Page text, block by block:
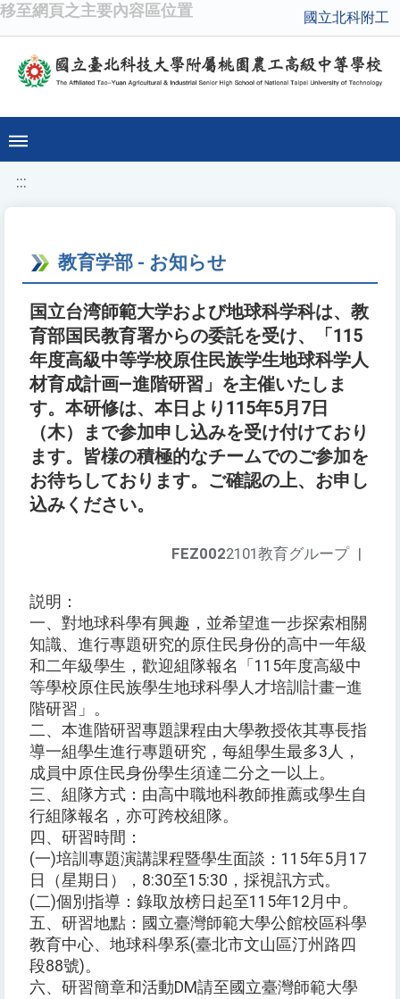
移至網頁之主要內容區位置 國立北科附工
:::
教育学部 - お知らせ
国立台湾師範大学および地球科学科は、教
育部国民教育署からの委託を受け、「115
年度高級中等学校原住民族学生地球科学人
材育成計画―進階研習」を主催いたしま
す。本研修は、本日より115年5月7日
（木）まで参加申し込みを受け付けており
ます。皆様の積極的なチームでのご参加を
お待ちしております。ご確認の上、お申し
込みください。
FEZ0022101教育グループ |
説明：
一、對地球科學有興趣，並希望進一步探索相關
知識、進行專題研究的原住民身份的高中一年級
和二年級學生，歡迎組隊報名「115年度高級中
等學校原住民族學生地球科學人才培訓計畫―進
階研習」。
二、本進階研習專題課程由大學教授依其專長指
導一組學生進行專題研究，每組學生最多3人，
成員中原住民身份學生須達二分之一以上。
三、組隊方式：由高中職地科教師推薦或學生自
行組隊報名，亦可跨校組隊。
四、研習時間：
(一)培訓專題演講課程暨學生面談：115年5月17
日（星期日），8:30至15:30，採視訊方式。
(二)個別指導：錄取放榜日起至115年12月中。
五、研習地點：國立臺灣師範大學公館校區科學
教育中心、地球科學系(臺北市文山區汀州路四
段88號)。
六、研習簡章和活動DM請至國立臺灣師範大學